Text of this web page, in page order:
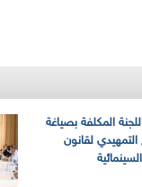
المكلفة بصياغة
لقانون